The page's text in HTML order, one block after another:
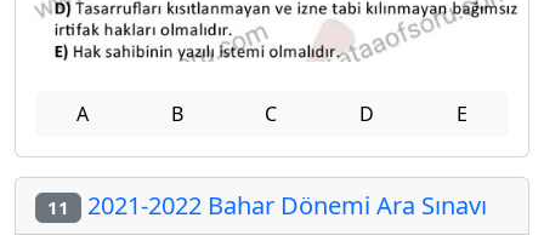
A B C D E
11 2021-2022 Bahar Dönemi Ara Sınavı